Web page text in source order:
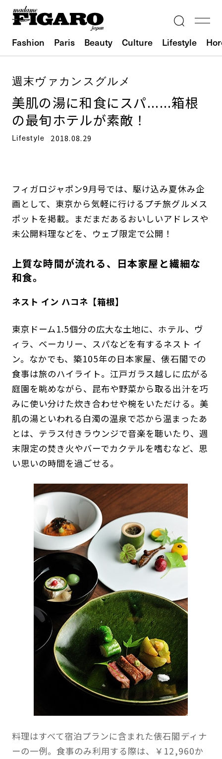
Fashion Paris Beauty Culture Lifestyle
週末ヴァカンスグルメ
美肌の湯に和食にスパ......箱根
の最旬ホテルが素敵！
Lifestyle 2018.08.29
フィガロジャポン9月号では、駆け込み夏休み企
画として、東京から気軽に行けるプチ旅グルメス
ポットを掲載。まだまだあるおいしいアドレスや
未公開料理などを、ウェブ限定で公開！
上質な時間が流れる、日本家屋と繊細な
和食。
ネスト イン ハコネ 【箱根】
東京ドーム1.5個分の広大な土地に、ホテル、ヴ
ィラ、ベーカリー、スパなどを有するネスト イ
ン。なかでも、築105年の日本家屋、俵石閣での
食事は旅のハイライト。江戸ガラス越しに広がる
庭園を眺めながら、昆布や野菜から取る出汁を巧
みに使い分けた炊き合わせや椀をいただける。美
肌の湯といわれる白濁の温泉で芯から温まったあ
とは、テラス付きラウンジで音楽を聴いたり、週
末限定の焚き火やバーでカクテルを嗜むなど、思
い思いの時間を過ごせる。
料理はすべて宿泊プランに含まれた俵石閣ディナ
ーの一例。食事のみ利用する際は、￥12,960か